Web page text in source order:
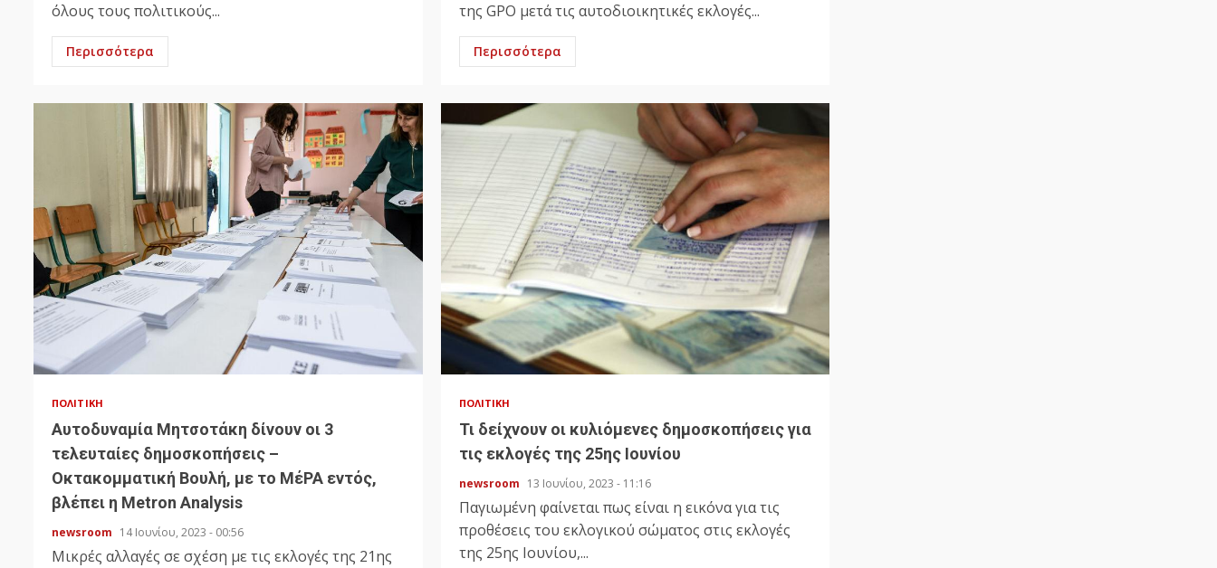
όλους τους πολιτικούς...
Περισσότερα
της GPO μετά τις αυτοδιοικητικές εκλογές...
Περισσότερα
ΠΟΛΙΤΙΚΉ
Αυτοδυναμία Μητσοτάκη δίνουν οι 3
τελευταίες δημοσκοπήσεις –
Οκτακομματική Βουλή, με το ΜέΡΑ εντός,
βλέπει η Metron Analysis
newsroom 14 Ιουνίου, 2023 - 00:56
Μικρές αλλαγές σε σχέση με τις εκλογές της 21ης
ΠΟΛΙΤΙΚΉ
Τι δείχνουν οι κυλιόμενες δημοσκοπήσεις για
τις εκλογές της 25ης Ιουνίου
newsroom 13 Ιουνίου, 2023 - 11:16
Παγιωμένη φαίνεται πως είναι η εικόνα για τις
προθέσεις του εκλογικού σώματος στις εκλογές
της 25ης Ιουνίου,...